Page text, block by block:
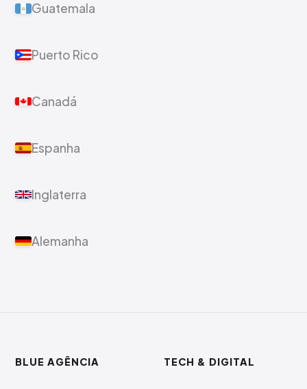
Guatemala
Puerto Rico
Canadá
Espanha
Inglaterra
Alemanha
BLUE AGÊNCIA TECH & DIGITAL